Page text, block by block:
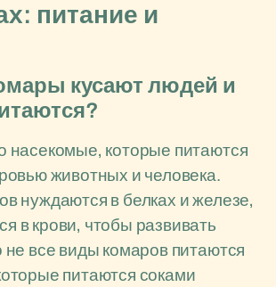
питание и
кусают людей и
насекомые, которые питаются
животных и человека.
нуждаются в белках и железе,
в крови, чтобы развивать
все виды комаров питаются
питаются соками